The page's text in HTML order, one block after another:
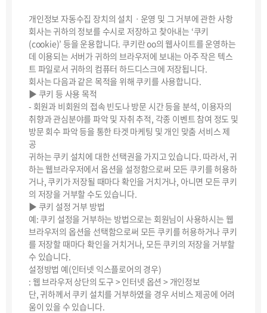
개인정보 자동수집 장치의 설치ㆍ운영 및 그 거부에 관한 사항
회사는 귀하의 정보를 수시로 저장하고 찾아내는 ‘쿠키
(cookie)’ 등을 운용합니다. 쿠키란 oo의 웹사이트를 운영하는
데 이용되는 서버가 귀하의 브라우저에 보내는 아주 작은 텍스
트 파일로서 귀하의 컴퓨터 하드디스크에 저장됩니다.
회사는 다음과 같은 목적을 위해 쿠키를 사용합니다.
▶ 쿠키 등 사용 목적
- 회원과 비회원의 접속 빈도나 방문 시간 등을 분석, 이용자의
취향과 관심분야를 파악 및 자취 추적, 각종 이벤트 참여 정도 및
방문 회수 파악 등을 통한 타겟 마케팅 및 개인 맞춤 서비스 제
공
귀하는 쿠키 설치에 대한 선택권을 가지고 있습니다. 따라서, 귀
하는 웹브라우저에서 옵션을 설정함으로써 모든 쿠키를 허용하
거나, 쿠키가 저장될 때마다 확인을 거치거나, 아니면 모든 쿠키
의 저장을 거부할 수도 있습니다.
▶ 쿠키 설정 거부 방법
예: 쿠키 설정을 거부하는 방법으로는 회원님이 사용하시는 웹
브라우저의 옵션을 선택함으로써 모든 쿠키를 허용하거나 쿠키
를 저장할 때마다 확인을 거치거나, 모든 쿠키의 저장을 거부할
수 있습니다.
설정방법 예(인터넷 익스플로어의 경우)
: 웹 브라우저 상단의 도구 > 인터넷 옵션 > 개인정보
단, 귀하께서 쿠키 설치를 거부하였을 경우 서비스 제공에 어려
움이 있을 수 있습니다.